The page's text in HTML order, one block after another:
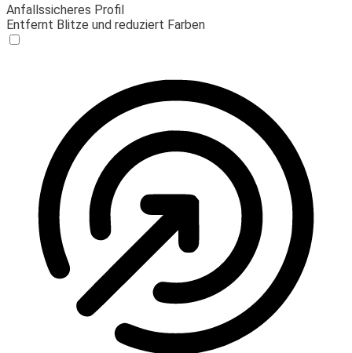
Anfallssicheres Profil
Entfernt Blitze und reduziert Farben